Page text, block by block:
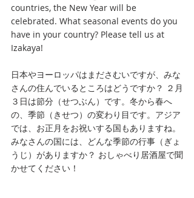
countries, the New Year will be
celebrated. What seasonal events do you
have in your country? Please tell us at
Izakaya!
日本やヨーロッパはまださむいですが、みな
さんの住んでいるところはどうですか？ ２月
３日は節分（せつぶん）です。冬から春へ
の、季節（きせつ）の変わり目です。アジア
では、お正月をお祝いする国もありますね。
みなさんの国には、どんな季節の行事（ぎょ
うじ）がありますか？ おしゃべり居酒屋で聞
かせてください！